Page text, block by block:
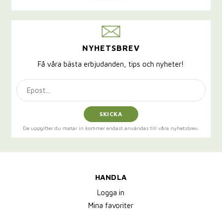
NYHETSBREV
Få våra bästa erbjudanden, tips och nyheter!
SKICKA
De uppgifter du matar in kommer endast användas till våra nyhetsbrev.
HANDLA
Logga in
Mina favoriter